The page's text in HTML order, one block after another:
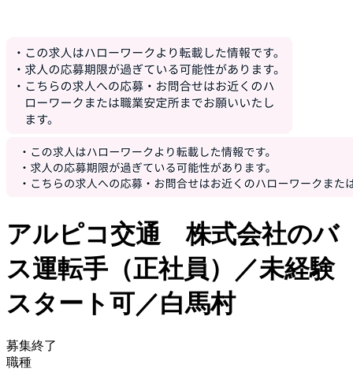
アルピコ交通 株式会社のバ
ス運転手（正社員）／未経験
スタート可／白馬村
募集終了
職種